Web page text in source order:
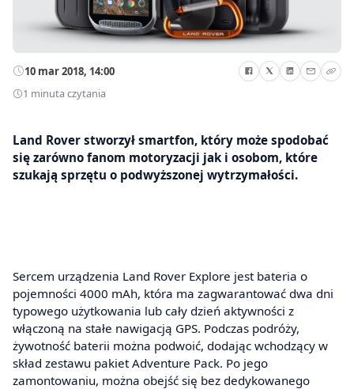
10 mar 2018, 14:00
1 minuta czytania
Land Rover stworzył smartfon, który może spodobać
się zarówno fanom motoryzacji jak i osobom, które
szukają sprzętu o podwyższonej wytrzymałości.
Sercem urządzenia Land Rover Explore jest bateria o
pojemności 4000 mAh, która ma zagwarantować dwa dni
typowego użytkowania lub cały dzień aktywności z
włączoną na stałe nawigacją GPS. Podczas podróży,
żywotność baterii można podwoić, dodając wchodzący w
skład zestawu pakiet Adventure Pack. Po jego
zamontowaniu, można obejść się bez dedykowanego